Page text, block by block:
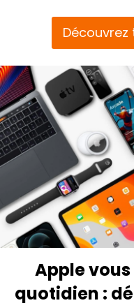
Apple
quotidien :